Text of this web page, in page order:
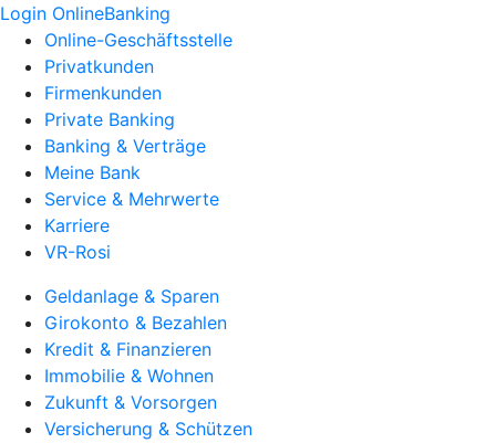
Login OnlineBanking
Online-Geschäftsstelle
Privatkunden
Firmenkunden
Private Banking
Banking & Verträge
Meine Bank
Service & Mehrwerte
Karriere
VR-Rosi
Geldanlage & Sparen
Girokonto & Bezahlen
Kredit & Finanzieren
Immobilie & Wohnen
Zukunft & Vorsorgen
Versicherung & Schützen